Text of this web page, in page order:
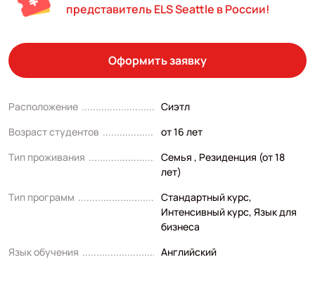
представитель ELS Seattle в России!
Оформить заявку
Расположение
Сиэтл
Возраст студентов
от 16 лет
Тип проживания
Семья , Резиденция (от 18
лет)
Тип программ
Стандартный курс,
Интенсивный курс, Язык для
бизнеса
Язык обучения
Английский